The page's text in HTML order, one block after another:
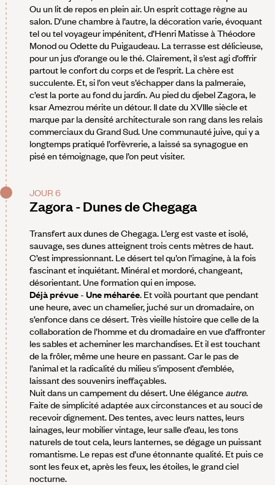
Ou un lit de repos en plein air. Un esprit cottage règne au
salon. D’une chambre à l’autre, la décoration varie, évoquant
tel ou tel voyageur impénitent, d’Henri Matisse à Théodore
Monod ou Odette du Puigaudeau. La terrasse est délicieuse,
pour un jus d’orange ou le thé. Clairement, il s’est agi d’offrir
partout le confort du corps et de l’esprit. La chère est
succulente. Et, si l’on veut s’échapper dans la palmeraie,
c’est la porte au fond du jardin. Au pied du djebel Zagora, le
ksar Amezrou mérite un détour. Il date du XVIIIe siècle et
marque par la densité architecturale son rang dans les relais
commerciaux du Grand Sud. Une communauté juive, qui y a
longtemps pratiqué l’orfèvrerie, a laissé sa synagogue en
pisé en témoignage, que l’on peut visiter.
JOUR 6
Zagora - Dunes de Chegaga
Transfert aux dunes de Chegaga. L’erg est vaste et isolé,
sauvage, ses dunes atteignent trois cents mètres de haut.
C’est impressionnant. Le désert tel qu’on l’imagine, à la fois
fascinant et inquiétant. Minéral et mordoré, changeant,
désorientant. Une formation qui en impose.
Déjà prévue- Une méharée. Et voilà pourtant que pendant
une heure, avec un chamelier, juché sur un dromadaire, on
s’enfonce dans ce désert. Très vieille histoire que celle de la
collaboration de l’homme et du dromadaire en vue d’affronter
les sables et acheminer les marchandises. Et il est touchant
de la frôler, même une heure en passant. Car le pas de
l’animal et la radicalité du milieu s’imposent d’emblée,
laissant des souvenirs ineffaçables.
Nuit dans un campement du désert. Une élégance autre.
Faite de simplicité adaptée aux circonstances et au souci de
recevoir dignement. Des tentes, avec leurs nattes, leurs
lainages, leur mobilier vintage, leur salle d’eau, les tons
naturels de tout cela, leurs lanternes, se dégage un puissant
romantisme. Le repas est d’une étonnante qualité. Et puis ce
sont les feux et, après les feux, les étoiles, le grand ciel
nocturne.